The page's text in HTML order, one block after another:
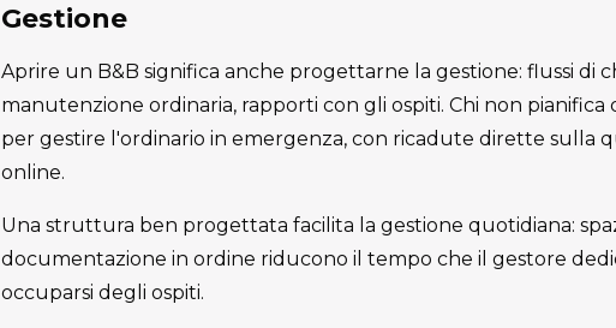
Gestione
Aprire un B&B significa anche progettarne la gestione: flussi di
manutenzione ordinaria, rapporti con gli ospiti. Chi non
per gestire l'ordinario in emergenza, con ricadute dirette sulla
online.
Una struttura ben progettata facilita la gestione quotidiana:
documentazione in ordine riducono il tempo che il gestore
occuparsi degli ospiti.